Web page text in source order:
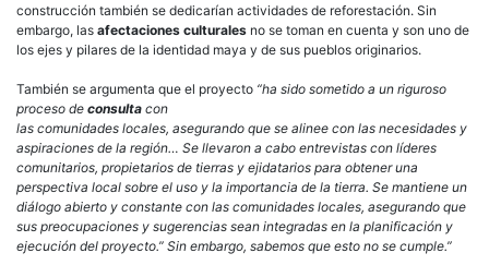
construcción también se dedicarían actividades de reforestación. Sin
embargo, las afectaciones culturales no se toman en cuenta y son uno de
los ejes y pilares de la identidad maya y de sus pueblos originarios.
También se argumenta que el proyecto “ha sido sometido a un riguroso
proceso de consulta con
las comunidades locales, asegurando que se alinee con las necesidades y
aspiraciones de la región… Se llevaron a cabo entrevistas con líderes
comunitarios, propietarios de tierras y ejidatarios para obtener una
perspectiva local sobre el uso y la importancia de la tierra. Se mantiene un
diálogo abierto y constante con las comunidades locales, asegurando que
sus preocupaciones y sugerencias sean integradas en la planificación y
ejecución del proyecto.” Sin embargo, sabemos que esto no se cumple.”